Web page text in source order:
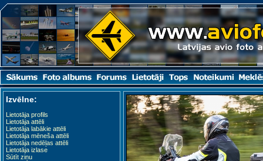
Izvēlne:
Lietotāja profils
Lietotāja attēli
Lietotāja labākie attēli
Lietotāja mēneša attēli
Lietotāja nedēļas attēli
Lietotāja izlase
Sūtīt ziņu